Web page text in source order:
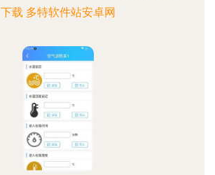
下载 多特软件站安卓网